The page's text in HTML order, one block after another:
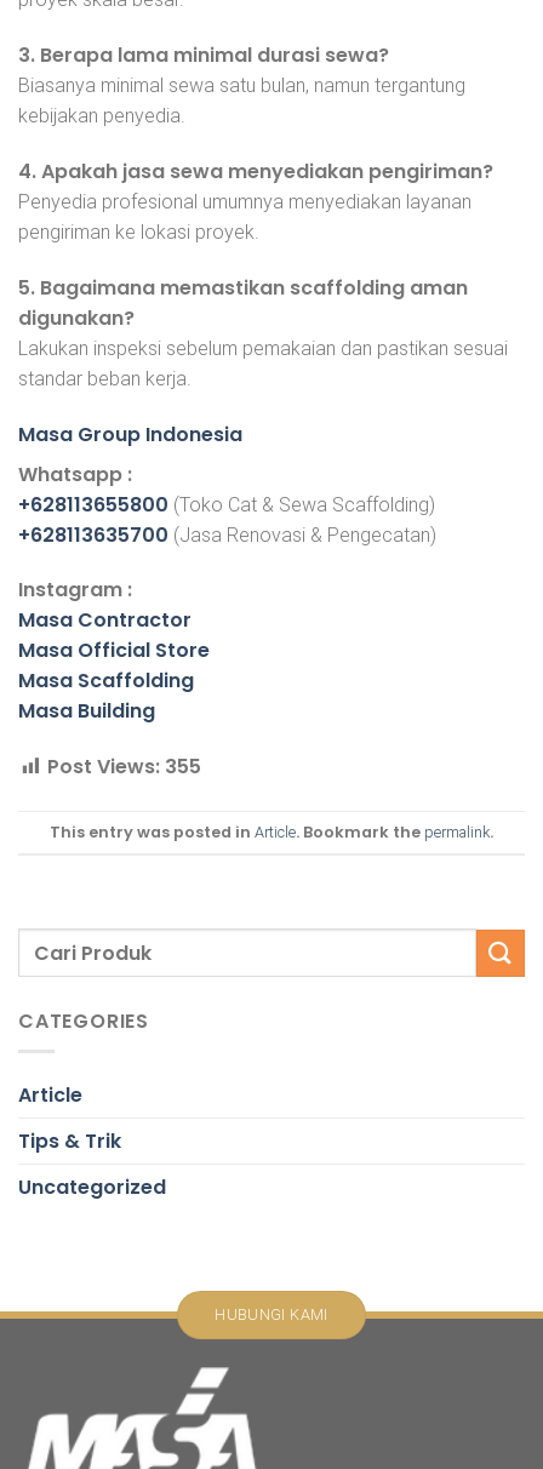
3. Berapa lama minimal durasi sewa?
Biasanya minimal sewa satu bulan, namun tergantung
kebijakan penyedia.
4. Apakah jasa sewa menyediakan pengiriman?
Penyedia profesional umumnya menyediakan layanan
pengiriman ke lokasi proyek.
5. Bagaimana memastikan scaffolding aman
digunakan?
Lakukan inspeksi sebelum pemakaian dan pastikan sesuai
standar beban kerja.
Masa Group Indonesia
Whatsapp :
+628113655800 (Toko Cat & Sewa Scaffolding)
+628113635700 (Jasa Renovasi & Pengecatan)
Instagram :
Masa Contractor
Masa Official Store
Masa Scaffolding
Masa Building
Post Views: 355
This entry was posted in Article. Bookmark the permalink.
CATEGORIES
Article
Tips & Trik
Uncategorized
HUBUNGI KAMI